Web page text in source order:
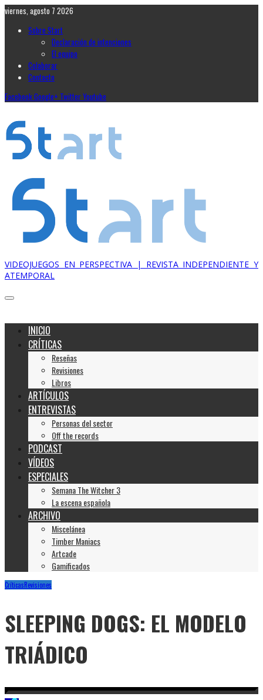
viernes, agosto 7 2026
Sobre Start
Declaración de intenciones
El equipo
Colaborar
Contacto
FacebookGoogle+ TwitterYoutube
VIDEOJUEGOS EN PERSPECTIVA | REVISTA INDEPENDIENTE Y
ATEMPORAL
INICIO
CRÍTICAS
Reseñas
Revisiones
Libros
ARTÍCULOS
ENTREVISTAS
Personas del sector
Off the records
PODCAST
VÍDEOS
ESPECIALES
Semana The Witcher 3
La escena española
ARCHIVO
Miscelánea
Timber Maniacs
Artcade
Gamificados
CríticasRevisiones
SLEEPING DOGS: EL MODELO
TRIÁDICO